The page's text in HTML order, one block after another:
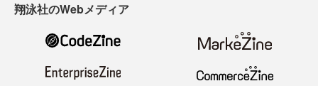
翔泳社のWebメディア